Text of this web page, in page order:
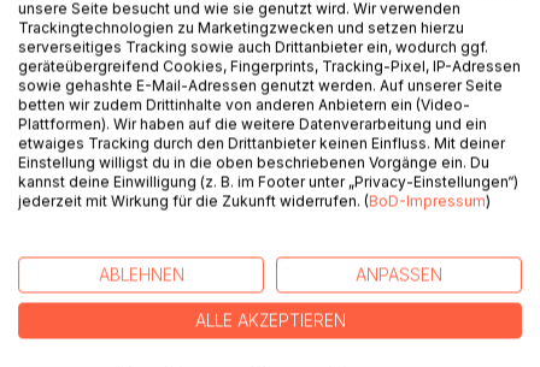
BESCHREIBUNG
Ausgerechnet in ihrem alten Heimatort Machnitz muss die
Potsdamer Kriminalhauptkommissarin Annette Friedrichs
ermitteln. Dabei will sie in diesem netten abgehängten Ort
Genauso wenig Lust auf Brandenburg hat ihr Berliner
Kollege Armin Lösche, denn er misstraut dem Landleben
und sieht obendrein auch noch aus wie ein muslimischer
Migrant. Doch es hilft nichts: beide Ermittler werden
unsere Seite besucht und wie sie genutzt wird. Wir verwenden
Trackingtechnologien zu Marketingzwecken und setzen hierzu
serverseitiges Tracking sowie auch Drittanbieter ein, wodurch ggf.
geräteübergreifend Cookies, Fingerprints, Tracking-Pixel, IP-Adressen
sowie gehashte E-Mail-Adressen genutzt werden. Auf unserer Seite
betten wir zudem Drittinhalte von anderen Anbietern ein (Video-
Plattformen). Wir haben auf die weitere Datenverarbeitung und ein
etwaiges Tracking durch den Drittanbieter keinen Einfluss. Mit deiner
Einstellung willigst du in die oben beschriebenen Vorgänge ein. Du
kannst deine Einwilligung (z. B. im Footer unter „Privacy-Einstellungen“)
jederzeit mit Wirkung für die Zukunft widerrufen. (BoD-Impressum)
ABLEHNEN ANPASSEN
ALLE AKZEPTIEREN